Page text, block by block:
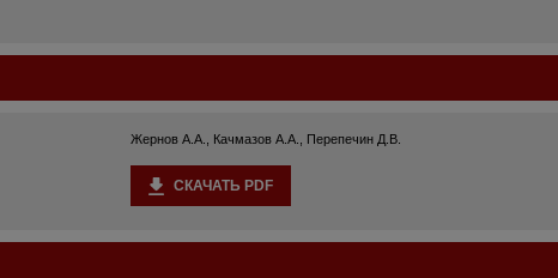
Жернов А.А., Качмазов А.А., Перепечин Д.В.
СКАЧАТЬ PDF